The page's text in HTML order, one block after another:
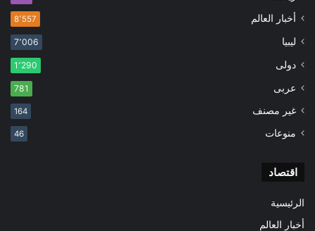
أخبار العالم 8٬557
ليبيا 7٬006
دولى 1٬290
عربى 781
غير مصنف 164
منوعات 46
اقتصاد
الرئيسية
أخبار العالم